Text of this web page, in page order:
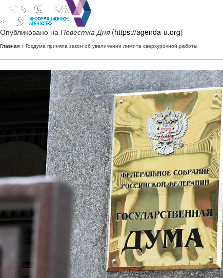
Опубликовано на Повестка Дня (https://agenda-u.org)
Главная > Госдума приняла закон об увеличении лимита сверхурочной работы